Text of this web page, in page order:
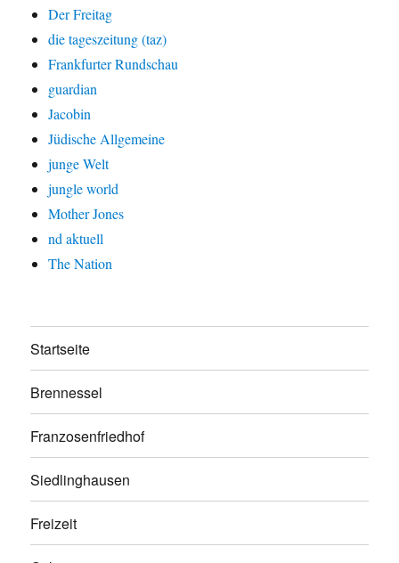
Der Freitag
die tageszeitung (taz)
Frankfurter Rundschau
guardian
Jacobin
Jüdische Allgemeine
junge Welt
jungle world
Mother Jones
nd aktuell
The Nation
Startseite
Brennessel
Franzosenfriedhof
Siedlinghausen
Freizeit